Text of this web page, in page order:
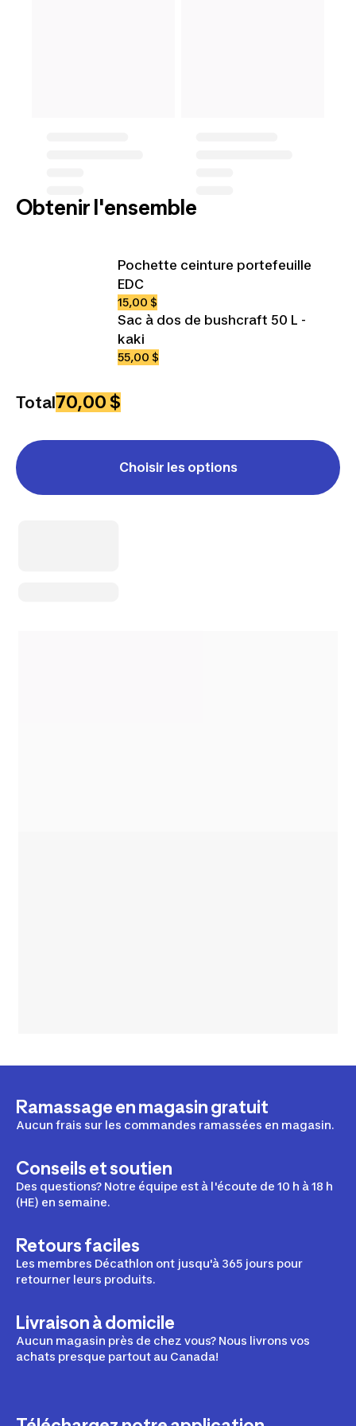
Obtenir l'ensemble
Pochette ceinture portefeuille
EDC
15,00 $
Sac à dos de bushcraft 50 L -
kaki
55,00 $
Total70,00 $
Choisir les options
Ramassage en magasin gratuit
Aucun frais sur les commandes ramassées en magasin.
Conseils et soutien
Des questions? Notre équipe est à l'écoute de 10 h à 18 h
(HE) en semaine.
Retours faciles
Les membres Décathlon ont jusqu'à 365 jours pour
retourner leurs produits.
Livraison à domicile
Aucun magasin près de chez vous? Nous livrons vos
achats presque partout au Canada!